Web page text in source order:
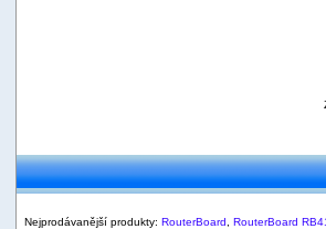
Nejprodávanější produkty: RouterBoard RouterBoard